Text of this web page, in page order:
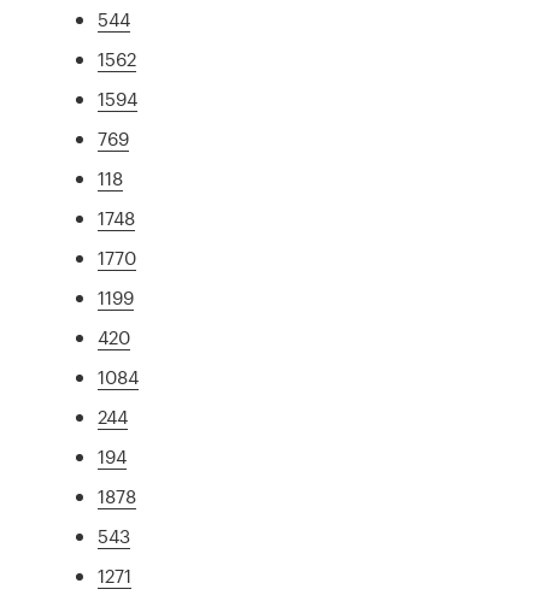
544
1562
1594
769
118
1748
1770
1199
420
1084
244
194
1878
543
1271